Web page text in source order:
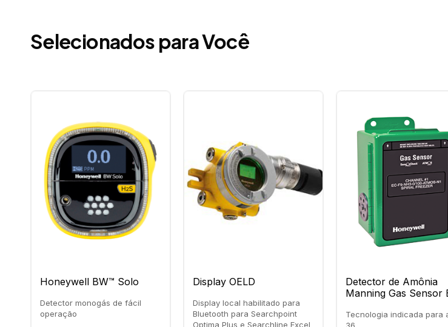
Selecionados para Você
Honeywell BW™ Solo
Detector monogás de fácil
operação
Display OELD
Display local habilitado para
Bluetooth para Searchpoint
Optima Plus e Searchline Excel
Detector de Amônia
Manning Gas Sensor
Tecnologia indicada para